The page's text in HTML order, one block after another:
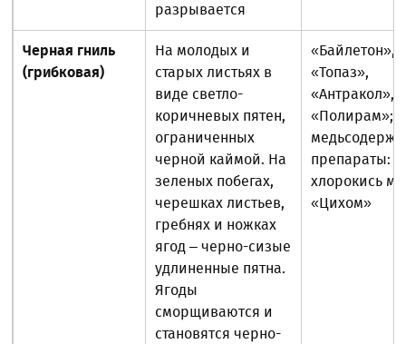
разрывается
Черная гниль
(грибковая)
На молодых и
старых листьях в
виде светло-
коричневых пятен,
ограниченных
черной каймой. На
зеленых побегах,
черешках листьев,
гребнях и ножках
ягод – черно-сизые
удлиненные пятна.
Ягоды
сморщиваются и
становятся черно-
«Байлетон»,
«Топаз»,
«Антракол»,
«Полирам»;
препараты:
хлорокись
«Цихом»